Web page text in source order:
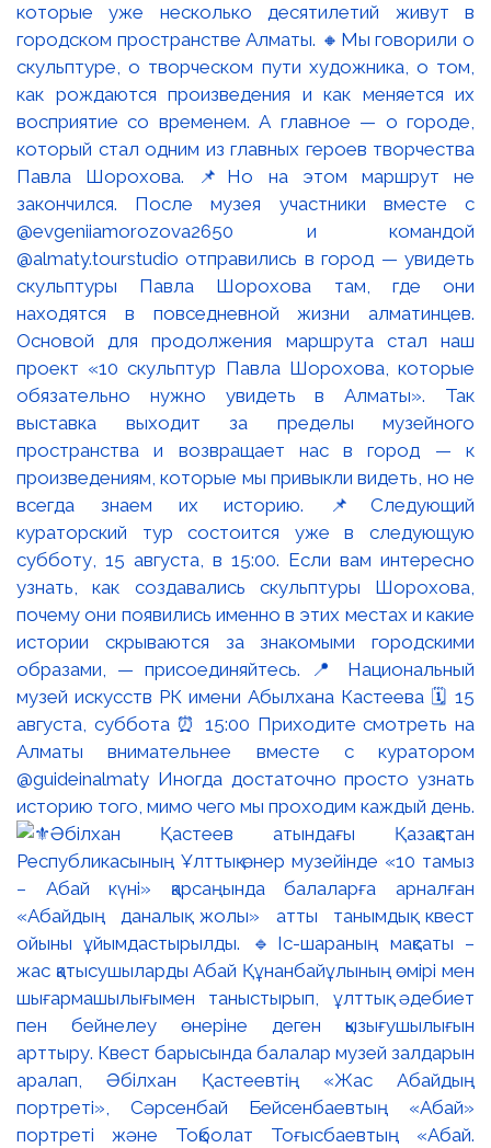
которые уже несколько десятилетий живут в
городском пространстве Алматы. 🔸Мы говорили о
скульптуре, о творческом пути художника, о том,
как рождаются произведения и как меняется их
восприятие со временем. А главное — о городе,
который стал одним из главных героев творчества
Павла Шорохова. 📌Но на этом маршрут не
закончился. После музея участники вместе с
@evgeniiamorozova2650 и командой
@almaty.tourstudio отправились в город — увидеть
скульптуры Павла Шорохова там, где они
находятся в повседневной жизни алматинцев.
Основой для продолжения маршрута стал наш
проект «10 скульптур Павла Шорохова, которые
обязательно нужно увидеть в Алматы». Так
выставка выходит за пределы музейного
пространства и возвращает нас в город — к
произведениям, которые мы привыкли видеть, но не
всегда знаем их историю. 📌Следующий
кураторский тур состоится уже в следующую
субботу, 15 августа, в 15:00. Если вам интересно
узнать, как создавались скульптуры Шорохова,
почему они появились именно в этих местах и какие
истории скрываются за знакомыми городскими
образами, — присоединяйтесь. 📍 Национальный
музей искусств РК имени Абылхана Кастеева 🗓 15
августа, суббота ⏰ 15:00 Приходите смотреть на
Алматы внимательнее вместе с куратором
@guideinalmaty Иногда достаточно просто узнать
историю того, мимо чего мы проходим каждый день.